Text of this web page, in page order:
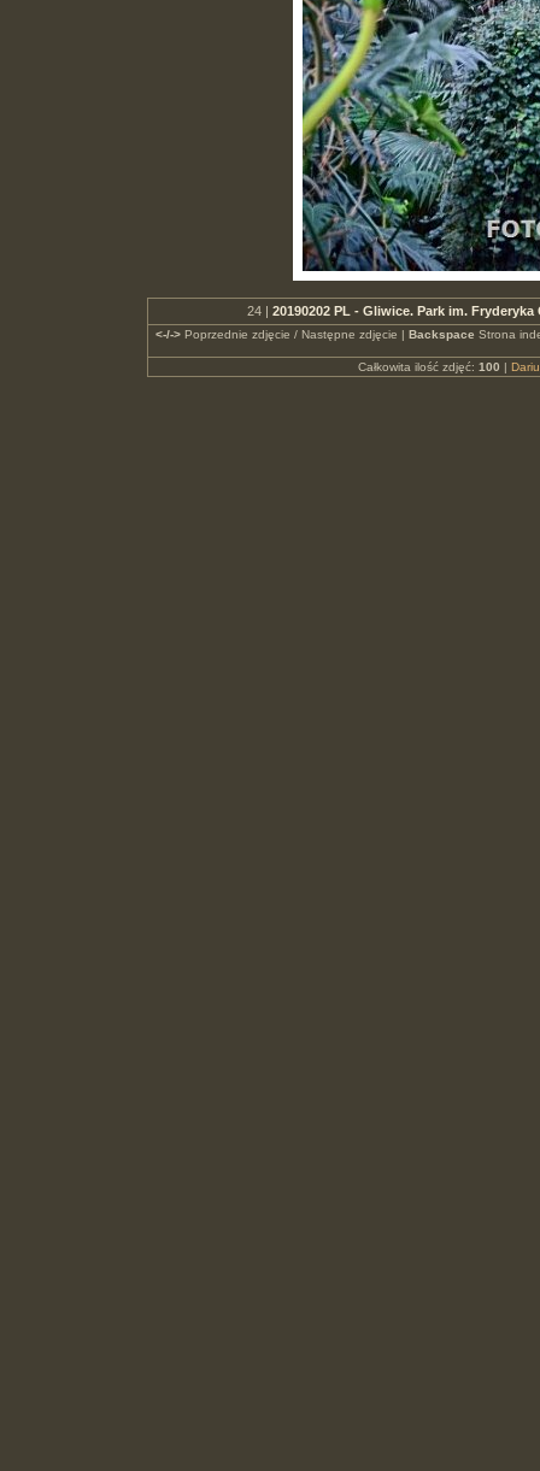
24 | 20190202 PL - Gliwice. Park im.
<-/->Poprzednie zdjęcie / Następne zdjęcie | Backspace Strona
Całkowita ilość zdjęć: 100 |